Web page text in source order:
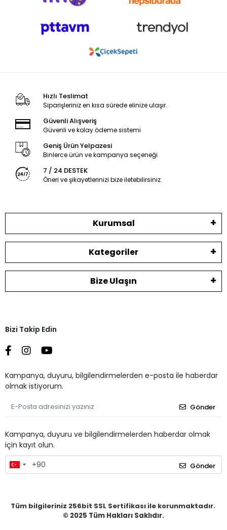
Hızlı Teslimat
Siparişleriniz en kısa sürede elinize ulaşır.
Güvenli Alışveriş
Güvenli ve kolay ödeme sistemi
Geniş Ürün Yelpazesi
Binlerce ürün ve kampanya seçeneği
7 / 24 DESTEK
Öneri ve şikayetlerinizi bize iletebilirsiniz.
Kurumsal
Kategoriler
Bize Ulaşın
Bizi Takip Edin
Kampanya, duyuru, bilgilendirmelerden e-posta ile haberdar
olmak istiyorum.
Gönder
Kampanya, duyuru ve bilgilendirmelerden haberdar olmak
için kayıt olun.
Gönder
Tüm bilgileriniz 256bit SSL Sertifikası ile korunmaktadır.
© 2025 Tüm Hakları Saklıdır.